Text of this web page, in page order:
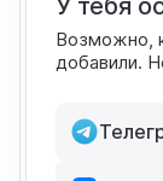
У тебя
Возможно,
добавили.